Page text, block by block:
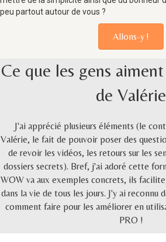
peu partout autour de vous ?
Allons-y !
Ce que les gens
de Valérie
J'ai apprécié plusieurs éléments (le
Valérie, le fait de pouvoir poser des
de revoir les vidéos, les retours sur les
dossiers secrets). Bref, j'ai adoré cette
WOW va aux exemples concrets, ils
dans la vie de tous les jours. J'y ai reconnu
comment faire pour les améliorer en
PRO !